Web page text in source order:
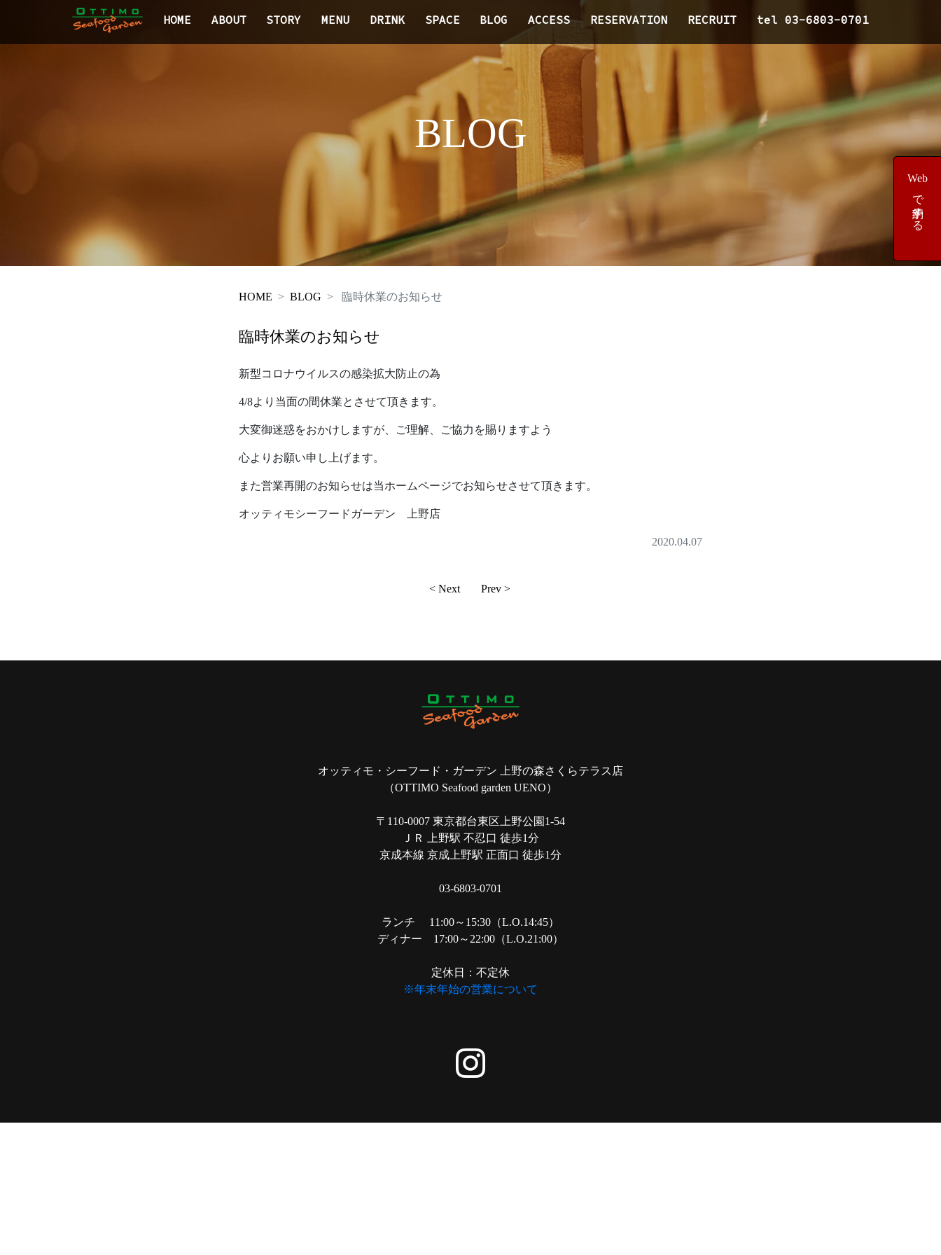
HOME ABOUT STORY MENU DRINK SPACE BLOG ACCESS RESERVATION RECRUIT tel 03-6803-0701
BLOG
HOME BLOG 臨時休業のお知らせ
臨時休業のお知らせ
新型コロナウイルスの感染拡大防止の為
4/8より当面の間休業とさせて頂きます。
大変御迷惑をおかけしますが、ご理解、ご協力を賜りますよう
心よりお願い申し上げます。
また営業再開のお知らせは当ホームページでお知らせさせて頂きます。
オッティモシーフードガーデン 上野店
2020.04.07
< Next Prev >
オッティモ・シーフード・ガーデン 上野の森さくらテラス店
（OTTIMO Seafood garden UENO）
〒110-0007 東京都台東区上野公園1-54
ＪＲ 上野駅 不忍口 徒歩1分
京成本線 京成上野駅 正面口 徒歩1分
03-6803-0701
ランチ 11:00～15:30（L.O.14:45）
ディナー 17:00～22:00（L.O.21:00）
定休日：不定休
※年末年始の営業について
Web
で予約する